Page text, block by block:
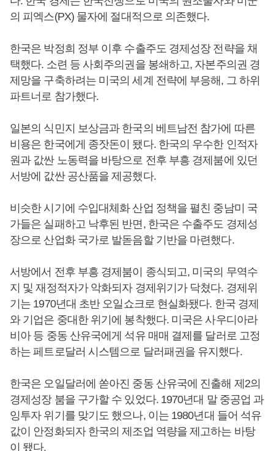
의 피엑스(PX) 물자에 절대적으로 의존했다.
한국은 박정희 정부 이후 수출주도 경제성장 전략을 채
택했다. 소련 등 사회주의권을 봉쇄하고, 자본주의권 경
제망을 구축하려는 미국의 세계 전략에 부응해, 그 하위
파트너로 참가했다.
일본의 식민지 보상금과 한국의 베트남전 참가에 따른
비용은 한국에게 종잣돈이 됐다. 한국의 우수한 인적자
원과 값싼 노동력을 바탕으로 전후 부흥 경제붐에 있던
서방에 값싼 공산품을 제공했다.
비슷한 시기에 수입대체화 산업 정책을 펼친 중남미 국
가들은 실패하고 낙후된 반면, 한국은 수출주도 경제성
장으로 산업화 국가로 발돋음할 기반을 마련했다.
서방에서 전후 부흥 경제붐이 종식되고, 미국의 무역수
지 및 재정적자가 악화되자 경제위기가 닥쳤다. 경제위
기는 1970년대 초반 오일쇼크로 현실화됐다. 한국 경제
와 기업은 중대한 위기에 봉착했다. 미국은 사우디아라
비아 등 중동 산유국에게 석유 매매 결제를 달러로 고정
하는 페트로달러 시스템으로 달러패권을 유지했다.
한국은 오일달러에 쏟아진 중동 산유국에 진출해 제2의
경제성장 붐을 구가할 수 있었다. 1970년대 말 중공업 과
잉투자 위기를 맞기도 했으나, 이는 1980년대 들어 석유
값이 안정화되자 한국의 제조업 역량을 제고하는 바탕
이 됐다.